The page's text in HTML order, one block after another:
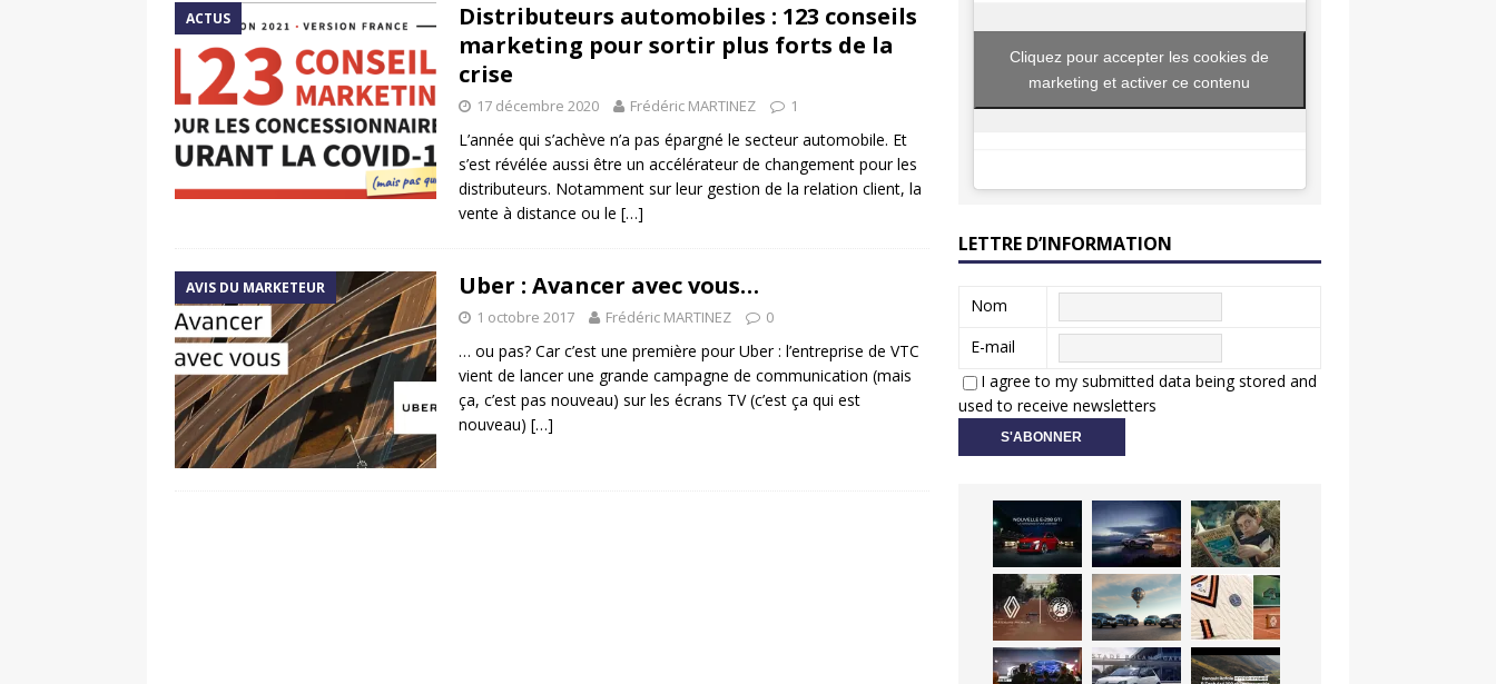
[ 11 avril 2020 ] #StayHome : Honda dévoile un spot publicitaire… confiné! ACTUS
ACTUS
Distributeurs automobiles : 123 conseils
marketing pour sortir plus forts de la
crise
17 décembre 2020 Frédéric MARTINEZ 1
L’année qui s’achève n’a pas épargné le secteur automobile. Et
s’est révélée aussi être un accélérateur de changement pour les
distributeurs. Notamment sur leur gestion de la relation client, la
vente à distance ou le […]
AVIS DU MARKETEUR Uber : Avancer avec vous…
1 octobre 2017 Frédéric MARTINEZ 0
… ou pas? Car c’est une première pour Uber : l’entreprise de VTC
vient de lancer une grande campagne de communication (mais
ça, c’est pas nouveau) sur les écrans TV (c’est ça qui est
nouveau) […]
Cliquez pour accepter les cookies de
marketing et activer ce contenu
LETTRE D’INFORMATION
Nom
E-mail
I agree to my submitted data being stored and
used to receive newsletters